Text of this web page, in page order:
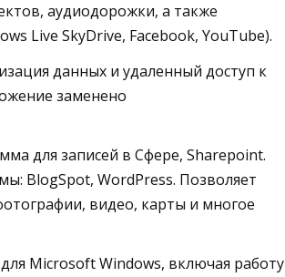
аудиодорожки, а также
Live SkyDrive, Facebook, YouTube).
данных и удаленный доступ к
заменено
для записей в Сфере, Sharepoint.
BlogSpot, WordPress. Позволяет
видео, карты и многое
Microsoft Windows, включая работу